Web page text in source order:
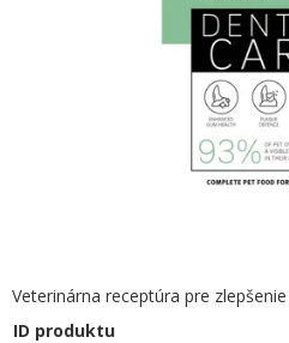
Veterinárna receptúra pre
ID produktu